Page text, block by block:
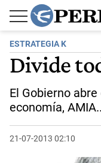
ESTRATEGIA K
Divide
El Gobierno
economía,
21-07-2013 02:10